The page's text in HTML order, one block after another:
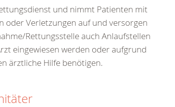
und nimmt Patienten mit
oder Verletzungen auf und versorgen
Rettungsstelle auch Anlaufstellen
eingewiesen werden oder aufgrund
ärztliche Hilfe benötigen.